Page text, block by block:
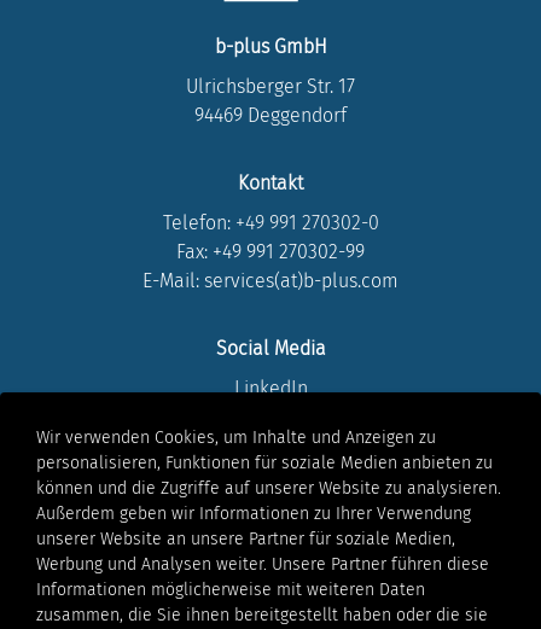
b-plus GmbH
Ulrichsberger Str. 17
94469 Deggendorf
Kontakt
Telefon: +49 991 270302-0
Fax: +49 991 270302-99
E-Mail: services(at)b-plus.com
Social Media
LinkedIn
Youtube
Facebook
Xing
Rechtliches
Impressum
Wir verwenden Cookies, um Inhalte und Anzeigen zu
personalisieren, Funktionen für soziale Medien anbieten zu
können und die Zugriffe auf unserer Website zu analysieren.
Außerdem geben wir Informationen zu Ihrer Verwendung
unserer Website an unsere Partner für soziale Medien,
Werbung und Analysen weiter. Unsere Partner führen diese
Informationen möglicherweise mit weiteren Daten
zusammen, die Sie ihnen bereitgestellt haben oder die sie